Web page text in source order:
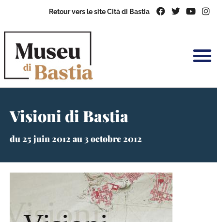
Retour vers le site Cità di Bastia
Visioni di Bastia
du 25 juin 2012 au 3 octobre 2012